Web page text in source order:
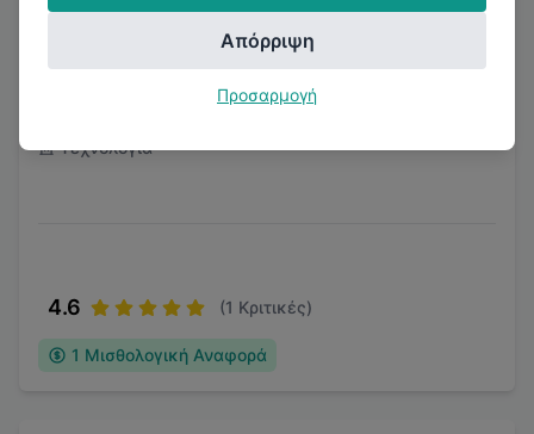
MVI HELLAS I.K.E.
Τεχνολογία
4.6 (1 Κριτικές)
1 Μισθολογική Αναφορά
Απόρριψη
Προσαρμογή